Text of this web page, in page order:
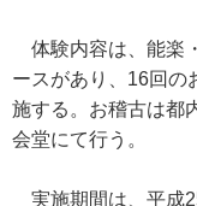
体験内容は、能楽
ースがあり、16回の
施する。お稽古は都
会堂にて行う。
実施期間は、平成